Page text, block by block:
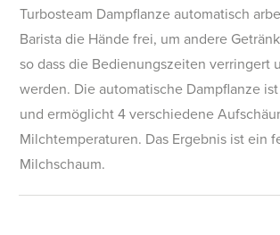
Turbosteam Dampflanze automatisch
Barista die Hände frei, um andere
so dass die Bedienungszeiten verringert
werden. Die automatische Dampflanze
und ermöglicht 4 verschiedene
Milchtemperaturen. Das Ergebnis ist ein
Milchschaum.